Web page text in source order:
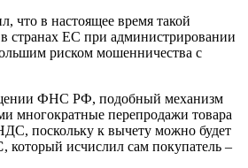
что в настоящее время такой
странах ЕС при администрировании
риском мошенничества с
ФНС РФ, подобный механизм
многократные перепродажи товара
поскольку к вычету можно будет
, который исчислил сам покупатель –